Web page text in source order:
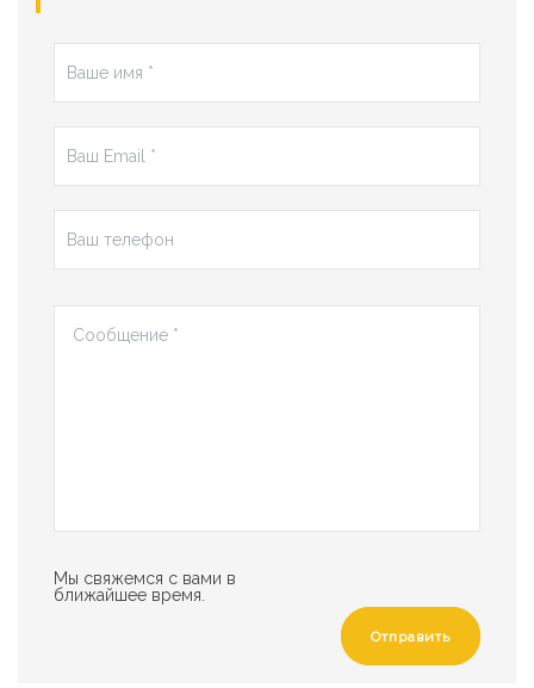
Мы свяжемся с вами в
ближайшее время.
Отправить